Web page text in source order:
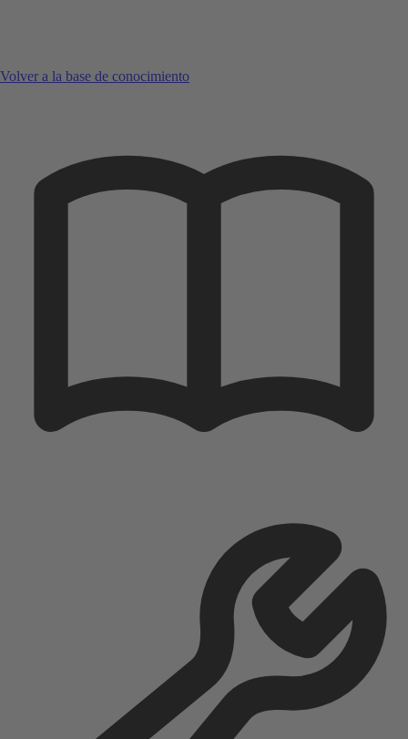
Volver a la base de conocimiento